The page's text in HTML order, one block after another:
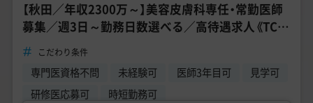
美容医療辞典
よくあるご質問
医師採用ご担当者様・その他問い合わせ
【秋田／年収2300万～】美容皮膚科専任・常勤医師
募集／週3日～勤務日数選べる／高待遇求人《TCB
東京中央美容外科 秋田院》
こだわり条件
専門医資格不問 未経験可 医師3年目可
見学可
研修医応募可
時短勤務可